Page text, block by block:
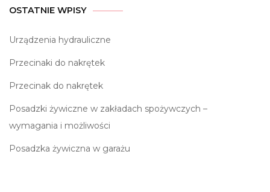
OSTATNIE WPISY
Urządzenia hydrauliczne
Przecinaki do nakrętek
Przecinak do nakrętek
Posadzki żywiczne w zakładach spożywczych –
wymagania i możliwości
Posadzka żywiczna w garażu